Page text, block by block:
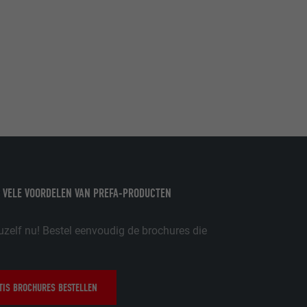
VOORDELEN VAN PREFA-PRODUCTEN
nu! Bestel eenvoudig de brochures die
BROCHURES BESTELLEN
extension.